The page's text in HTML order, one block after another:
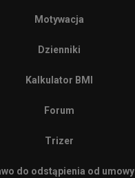
Motywacja
Dzienniki
Kalkulator BMI
Forum
Trizer
do odstąpienia od umowy